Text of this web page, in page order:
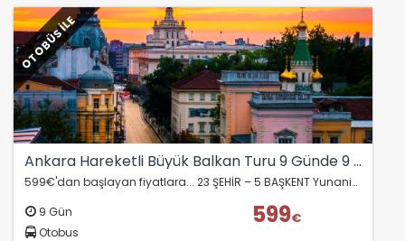
OTOBÜS İLE
Ankara Hareketli Büyük Balkan Turu 9 Günde 9 Ülke
599€'dan başlayan fiyatlara... 23 ŞEHİR – 5 BAŞKENT Yunanistan - Makedonya – Kosova – Arnavutluk – Karadağ - Hırvatistan – Bosna Hersek – Sırbistan – Bulgaristan…
9 Gün
Otobus
599€